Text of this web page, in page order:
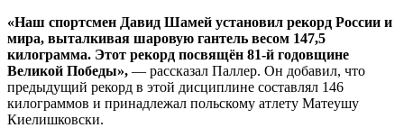
«Наш спортсмен Давид Шамей установил рекорд России и
мира, выталкивая шаровую гантель весом 147,5
килограмма. Этот рекорд посвящён 81-й годовщине
Великой Победы», — рассказал Паллер. Он добавил, что
предыдущий рекорд в этой дисциплине составлял 146
килограммов и принадлежал польскому атлету Матеушу
Киелишковски.